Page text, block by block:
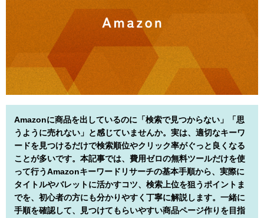
Amazonに商品を出しているのに「検索で見つからない」「思
うように売れない」と感じていませんか。実は、適切なキーワ
ードを見つけるだけで検索順位やクリック率がぐっと良くなる
ことが多いです。本記事では、費用ゼロの無料ツールだけを使
って行うAmazonキーワードリサーチの基本手順から、実際に
タイトルやバレットに活かすコツ、検索上位を狙うポイントま
でを、初心者の方にも分かりやすく丁寧に解説します。一緒に
手順を確認して、見つけてもらいやすい商品ページ作りを目指